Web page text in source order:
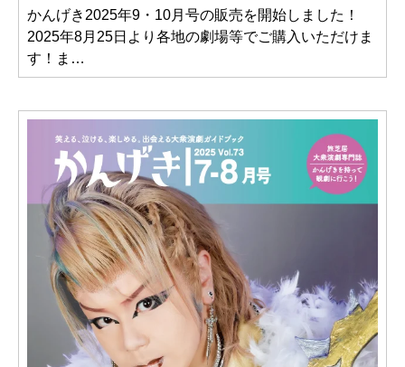
かんげき2025年9・10月号の販売を開始しました！
2025年8月25日より各地の劇場等でご購入いただけま
す！ま…